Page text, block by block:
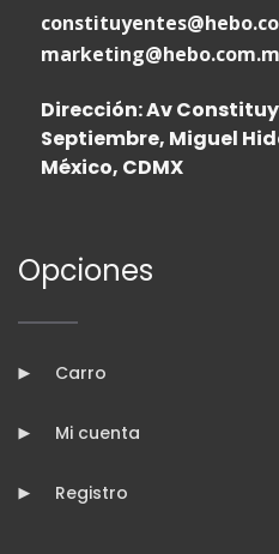
Dirección: Av
Septiembre, Miguel
México, CDMX
Opciones
Carro
Mi cuenta
Registro